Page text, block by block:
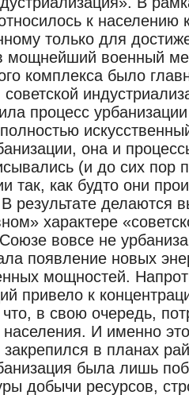
к населению
только для
мощнейший военный
комплекса было
процесс
она и
(и до сих пор
так, как будто они
В результате
характере
вовсе не
появление новых
мощностей.
привело к
в свою очередь,
И именно
закрепился в планах
была лишь
добычи ресурсов,